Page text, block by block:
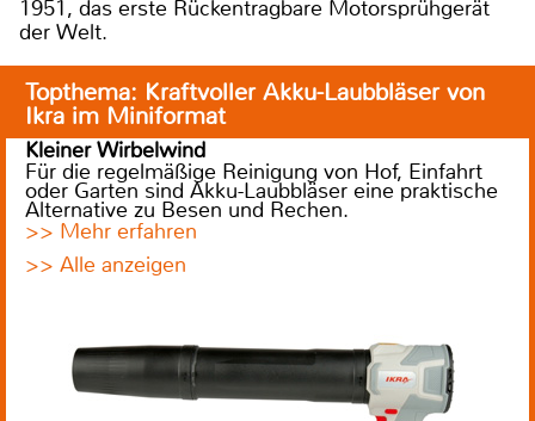
1951, das erste Rückentragbare Motorsprühgerät
der Welt.
Topthema: Kraftvoller Akku-Laubbläser von
Ikra im Miniformat
Kleiner Wirbelwind
Für die regelmäßige Reinigung von Hof, Einfahrt
oder Garten sind Akku-Laubbläser eine praktische
Alternative zu Besen und Rechen.
>> Mehr erfahren
>> Alle anzeigen